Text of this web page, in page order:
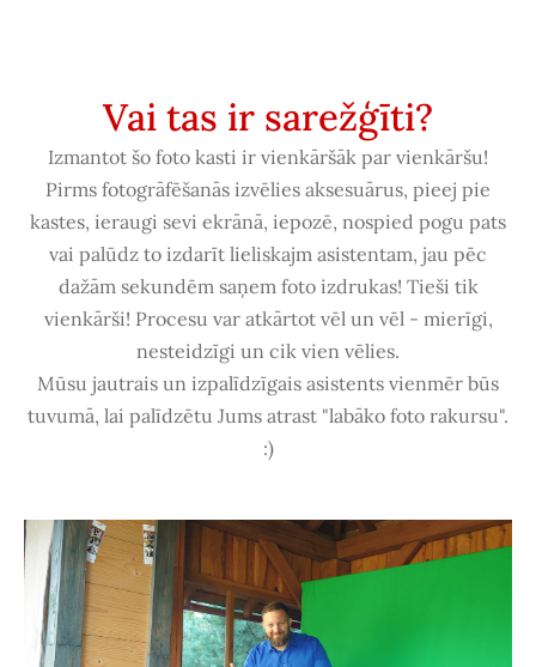
Vai tas ir sarežģīti?
Izmantot šo foto kasti ir vienkāršāk par vienkāršu!
Pirms fotogrāfēšanās izvēlies aksesuārus, pieej pie
kastes, ieraugi sevi ekrānā, iepozē, nospied pogu pats
vai palūdz to izdarīt lieliskajm asistentam, jau pēc
dažām sekundēm saņem foto izdrukas! Tieši tik
vienkārši! Procesu var atkārtot vēl un vēl - mierīgi,
nesteidzīgi un cik vien vēlies.
Mūsu jautrais un izpalīdzīgais asistents vienmēr būs
tuvumā, lai palīdzētu Jums atrast "labāko foto rakursu".
:)